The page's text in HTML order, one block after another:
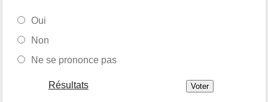
Oui
Non
Ne se prononce pas
Résultats